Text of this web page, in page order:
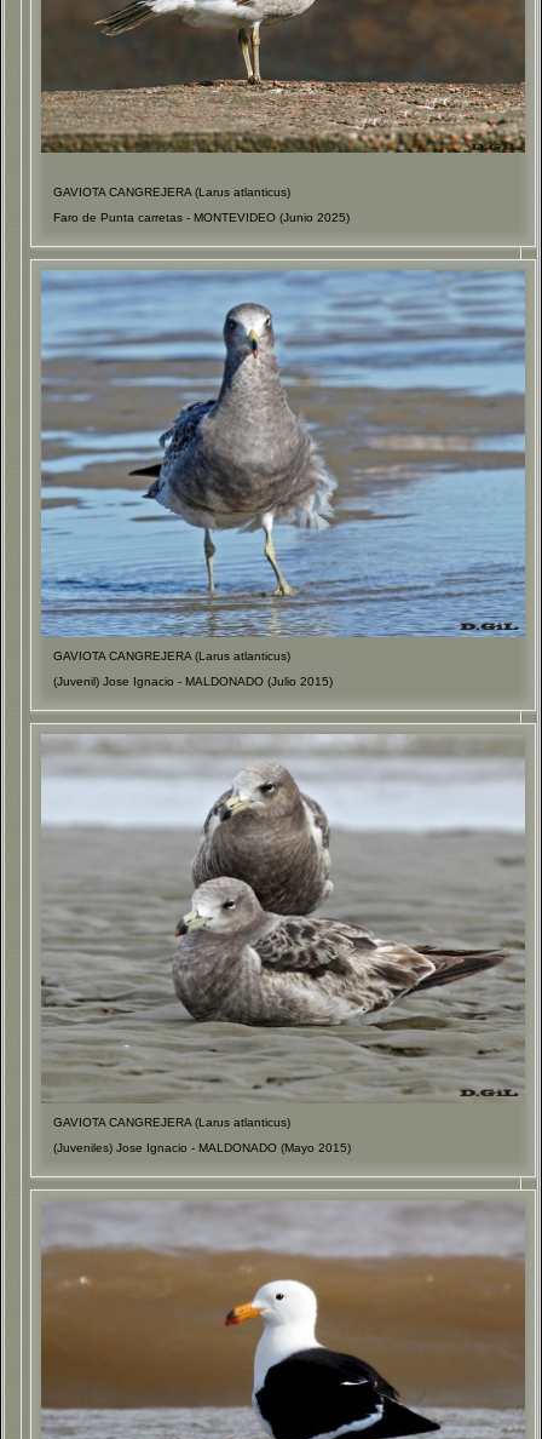
GAVIOTA CANGREJERA (Larus atlanticus)
Faro de Punta carretas - MONTEVIDEO (Junio 2025)
GAVIOTA CANGREJERA (Larus atlanticus)
(Juvenil) Jose Ignacio - MALDONADO (Julio 2015)
GAVIOTA CANGREJERA (Larus atlanticus)
(Juveniles) Jose Ignacio - MALDONADO (Mayo 2015)